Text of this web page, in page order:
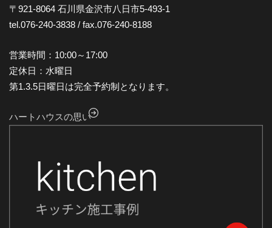
〒921-8064 石川県金沢市八日市5-493-1
tel.076-240-3838 / fax.076-240-8188
営業時間：10:00～17:00
定休日：水曜日
第1.3.5日曜日は完全予約制となります。
ハートハウスの思い